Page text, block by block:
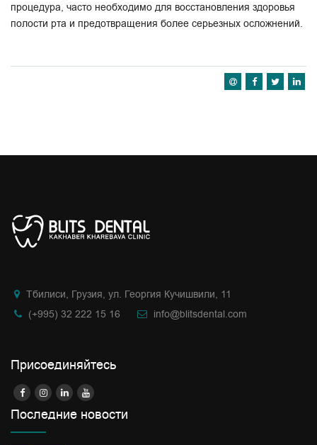
процедура, часто необходимо для восстановления здоровья
полости рта и предотвращения более серьезных осложнений.
Тбилиси, Грузия, ул. Георгия Кучишвили, 11
(+995) 32 222 15 16
info@blitsdental.com
Присоединяйтесь
Последние новости